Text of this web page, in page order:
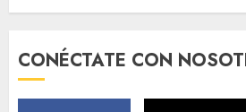
Classic
CONÉCTATE CON